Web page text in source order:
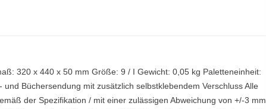
320 x 440 x 50 mm Größe: 9 / I Gewicht: 0,05 kg Paletteneinheit:
Büchersendung mit zusätzlich selbstklebendem Verschluss Alle
der Spezifikation / mit einer zulässigen Abweichung von +/-3 mm